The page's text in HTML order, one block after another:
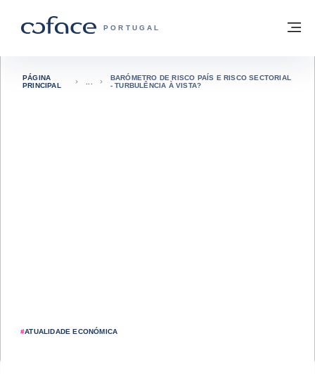
COFACE FOR TRADE - HOMEPAGE DO
PORTUGAL
Voltar à página principal
#ATUALIDADE ECONÓMICA
PÁGINA
PRINCIPAL
BARÓMETRO DE RISCO PAÍS E RISCO SECTORIAL
- TURBULÊNCIA À VISTA?